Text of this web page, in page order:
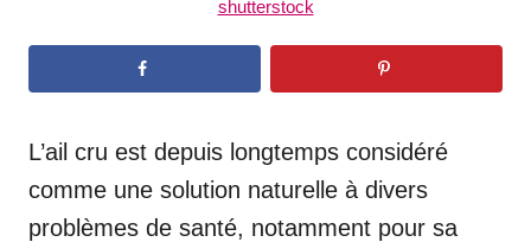
shutterstock
L’ail cru est depuis longtemps considéré
comme une solution naturelle à divers
problèmes de santé, notamment pour sa